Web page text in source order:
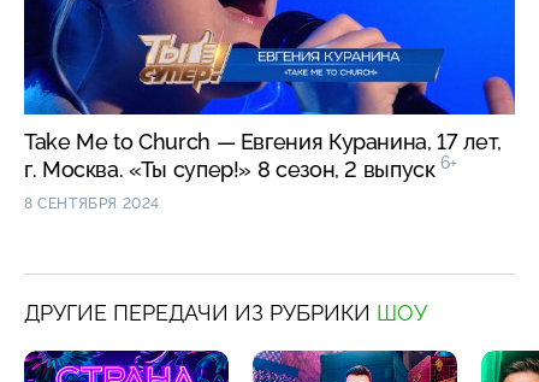
Take Me to Church — Евгения Куранина, 17 лет,
г. Москва. «Ты супер!» 8 сезон, 2 выпуск6+
8 СЕНТЯБРЯ 2024
ДРУГИЕ ПЕРЕДАЧИ ИЗ РУБРИКИ ШОУ